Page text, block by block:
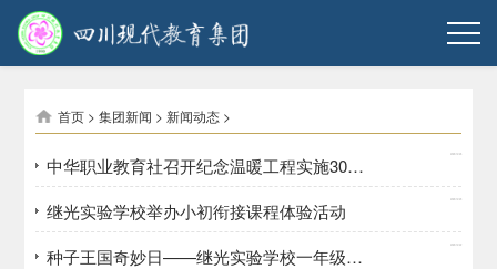
首页 >集团新闻 >新闻动态 >
中华职业教育社召开纪念温暖工程实施30周年座谈会 2025/12/25
继光实验学校举办小初衔接课程体验活动 2025/12/23
种子王国奇妙日——继光实验学校一年级研学旅行掠影 2025/12/22